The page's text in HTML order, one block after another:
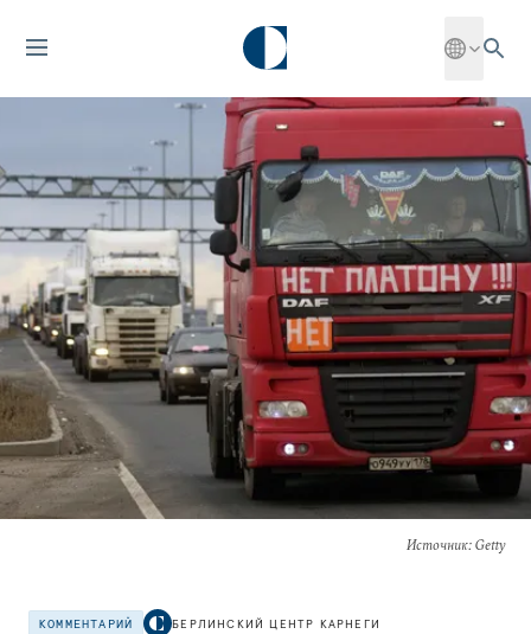
Источник: Getty
КОММЕНТАРИЙ БЕРЛИНСКИЙ ЦЕНТР КАРНЕГИ